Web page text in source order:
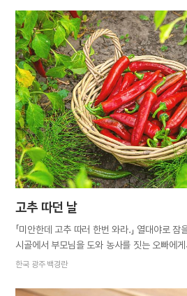
남편이 문자 메시지로 어서 오라고 재촉했습
바닥에 돗자리를 깔고 있었습니다. 돗자리에
바람에 가슴까지 시원해졌습니다. 그때 남편
많이 보소. 자네 별 보고 싶다고 하지 않았는
했던 말이 떠올랐습니다. 엄마 집에 가면 별을
갈 수가 없다는 말이었습니다. 그 말을 하고도
두고 있었나 봅니다. 옥상에서 올려다보이는
별들이 총총히 박혀 있었습니다. 시원한 바람
어우러지니 마치…
고추 따던 날
「미안한데 고추 따러 한번 와라.」 열대야로
시골에서 부모님을 도와 농사를 짓는 오빠에
메시지에 오빠의 절박함이 느껴졌다. 다음 날,
왔다고 좋아하시면서도 딸이 더운 날씨에 고
한국 광주 백경란